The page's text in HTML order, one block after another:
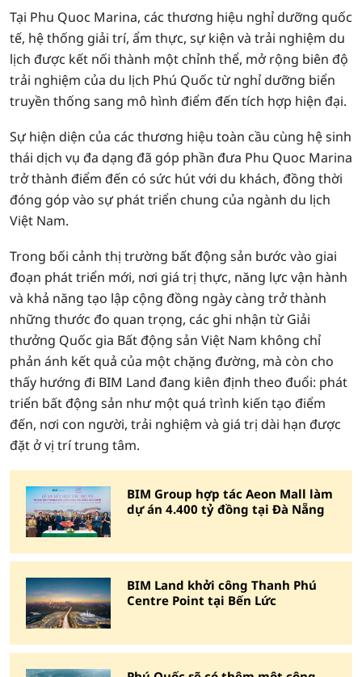
Tại Phu Quoc Marina, các thương hiệu nghỉ dưỡng quốc
tế, hệ thống giải trí, ẩm thực, sự kiện và trải nghiệm du
lịch được kết nối thành một chỉnh thể, mở rộng biên độ
trải nghiệm của du lịch Phú Quốc từ nghỉ dưỡng biển
truyền thống sang mô hình điểm đến tích hợp hiện đại.
Sự hiện diện của các thương hiệu toàn cầu cùng hệ sinh
thái dịch vụ đa dạng đã góp phần đưa Phu Quoc Marina
trở thành điểm đến có sức hút với du khách, đồng thời
đóng góp vào sự phát triển chung của ngành du lịch
Việt Nam.
Trong bối cảnh thị trường bất động sản bước vào giai
đoạn phát triển mới, nơi giá trị thực, năng lực vận hành
và khả năng tạo lập cộng đồng ngày càng trở thành
những thước đo quan trọng, các ghi nhận từ Giải
thưởng Quốc gia Bất động sản Việt Nam không chỉ
phản ánh kết quả của một chặng đường, mà còn cho
thấy hướng đi BIM Land đang kiên định theo đuổi: phát
triển bất động sản như một quá trình kiến tạo điểm
đến, nơi con người, trải nghiệm và giá trị dài hạn được
đặt ở vị trí trung tâm.
BIM Group hợp tác Aeon Mall làm
dự án 4.400 tỷ đồng tại Đà Nẵng
BIM Land khởi công Thanh Phú
Centre Point tại Bến Lức